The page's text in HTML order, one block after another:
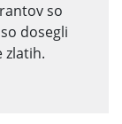
so
dosegli
zlatih.